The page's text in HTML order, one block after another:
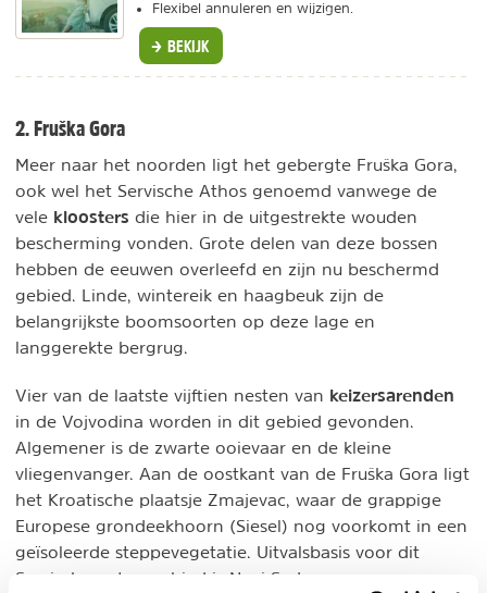
Flexibel annuleren en wijzigen.
BEKIJK
2. Fruška Gora
Meer naar het noorden ligt het gebergte Fruška Gora,
ook wel het Servische Athos genoemd vanwege de
vele kloosters die hier in de uitgestrekte wouden
bescherming vonden. Grote delen van deze bossen
hebben de eeuwen overleefd en zijn nu beschermd
gebied. Linde, wintereik en haagbeuk zijn de
belangrijkste boomsoorten op deze lage en
langgerekte bergrug.
Vier van de laatste vijftien nesten van keizersarenden
in de Vojvodina worden in dit gebied gevonden.
Algemener is de zwarte ooievaar en de kleine
vliegenvanger. Aan de oostkant van de Fruška Gora ligt
het Kroatische plaatsje Zmajevac, waar de grappige
Europese grondeekhoorn (Siesel) nog voorkomt in een
geïsoleerde steppevegetatie. Uitvalsbasis voor dit
Servische natuurgebied is Novi Sad.